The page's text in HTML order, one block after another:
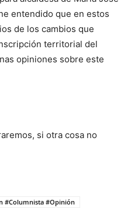
entendido que en estos
de los cambios que
territorial del
opiniones sobre este
si otra cosa no
#Columnista #Opinión